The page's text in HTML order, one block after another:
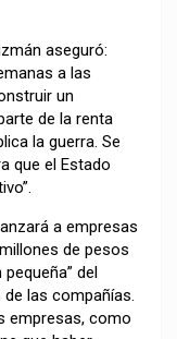
aseguró:
a las
un
de la renta
la guerra. Se
que el Estado
a empresas
de pesos
del
las compañías.
empresas, como